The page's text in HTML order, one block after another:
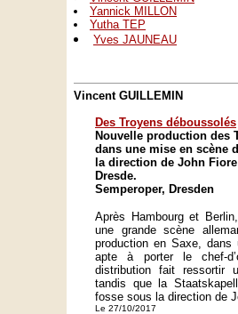
Yannick MILLON
Yutha TEP
Yves JAUNEAU
Vincent GUILLEMIN
Des Troyens déboussolés
Nouvelle production des
dans une mise en scène
la direction de John
Dresde.
Semperoper, Dresden
Après Hambourg et
une grande scène
production en Saxe,
apte à porter le chef-
distribution fait ressortir
tandis que la
fosse sous la direction de
Le 27/10/2017